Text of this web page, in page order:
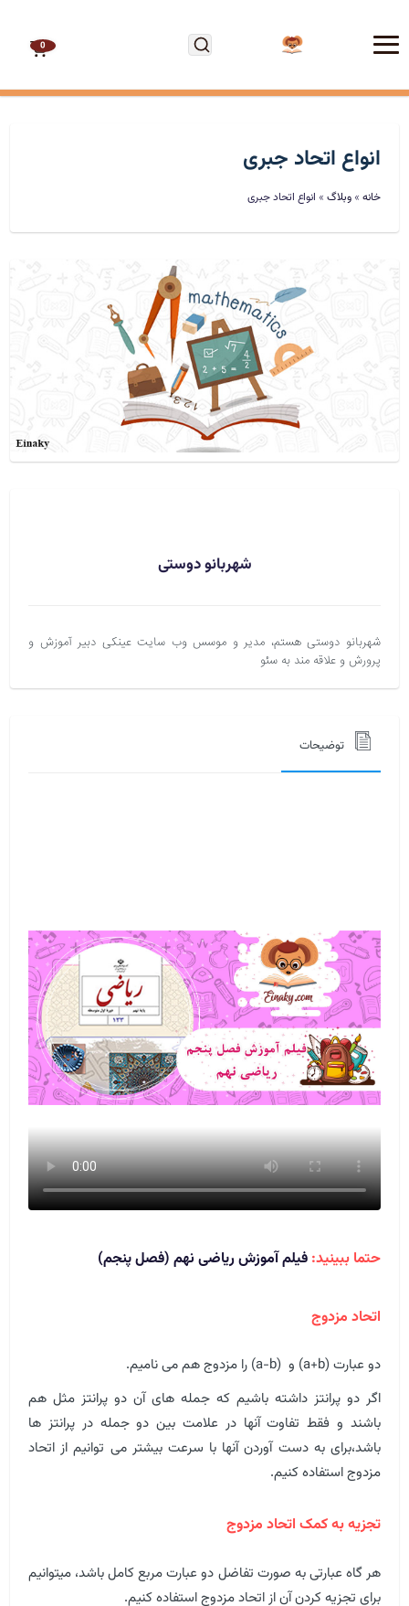
0
دیکته
تمرین و آزمون
ویژه معلمان
انواع اتحاد جبری
خانه »وبلاگ » انواع اتحاد جبری
شهربانو دوستی
شهربانو دوستی هستم، مدیر و موسس وب سایت عینکی دبیر آموزش و
پرورش و علاقه مند به سئو
توضیحات
حتما ببینید: فیلم آموزش ریاضی نهم (فصل پنجم)
اتحاد مزدوج
دو عبارت (a+b) و (a-b) را مزدوج هم می نامیم.
اگر دو پرانتز داشته باشیم که جمله های آن دو پرانتز مثل هم
باشند و فقط تفاوت آنها در علامت بین دو جمله در پرانتز ها
باشد،برای به دست آوردن آنها با سرعت بیشتر می توانیم از اتحاد
مزدوج استفاده کنیم.
تجزیه به کمک اتحاد مزدوج
هر گاه عبارتی به صورت تفاضل دو عبارت مربع کامل باشد، میتوانیم
برای تجزیه کردن آن از اتحاد مزدوج استفاده کنیم.